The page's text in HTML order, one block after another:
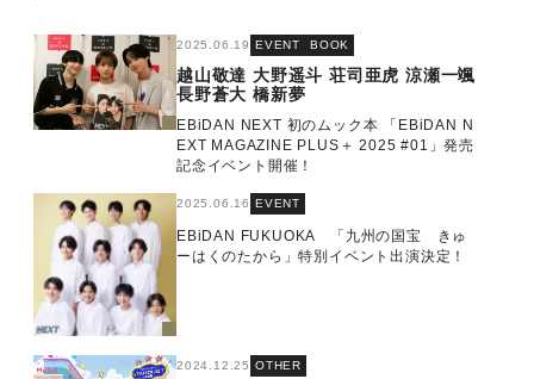
2025.06.19 EVENT BOOK
越山敬達 大野遥斗 荘司亜虎 涼瀬一颯
長野蒼大 橋新夢
EBiDAN NEXT 初のムック本 「EBiDAN N
EXT MAGAZINE PLUS＋ 2025 #01」発売
記念イベント開催！
2025.06.16 EVENT
EBiDAN FUKUOKA 「九州の国宝 きゅ
ーはくのたから」特別イベント出演決定！
2024.12.25 OTHER